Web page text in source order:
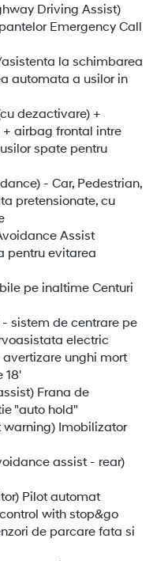
Driving Assist)
Emergency Call
la schimbarea
automata a usilor in
dezactivare) +
airbag frontal intre
spate pentru
- Car, Pedestrian,
pretensionate, cu
Assist
pentru evitarea
pe inaltime Centuri
sistem de centrare pe
electric
unghi mort
18'
Frana de
"auto hold"
warning) Imobilizator
assist - rear)
Pilot automat
with stop&go
de parcare fata si